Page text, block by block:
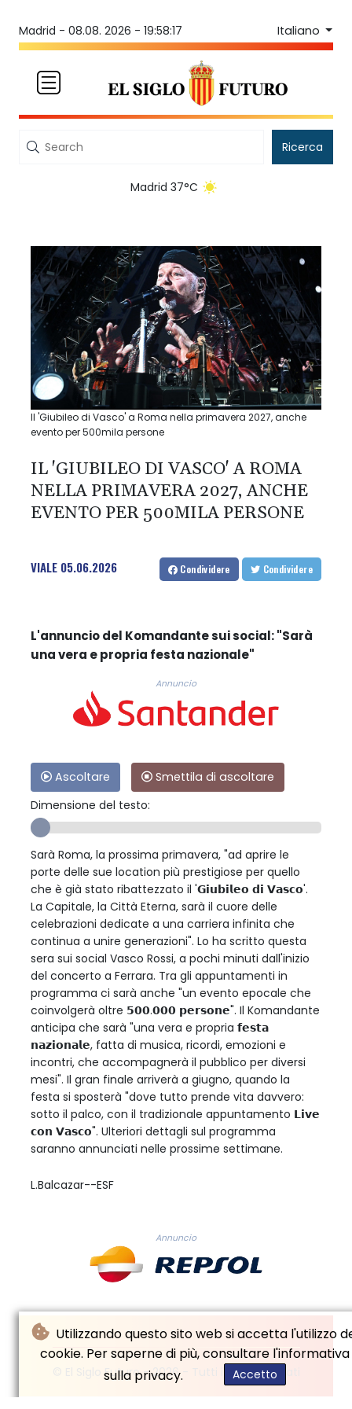
Utilizzando questo sito web si accetta l'utilizzo
cookie. Per saperne di più, consultare l'informativa
sulla privacy.
Accetto
Madrid - 08.08. 2026 - 19:58:17 Italiano
Ricerca
Madrid 37°C
Il 'Giubileo di Vasco' a Roma nella primavera 2027, anche
evento per 500mila persone
IL 'GIUBILEO DI VASCO' A ROMA
NELLA PRIMAVERA 2027, ANCHE
EVENTO PER 500MILA PERSONE
VIALE 05.06.2026 Condividere Condividere
L'annuncio del Komandante sui social: "Sarà
una vera e propria festa nazionale"
Annuncio
Ascoltare
Smettila di ascoltare
Dimensione del testo:
Sarà Roma, la prossima primavera, "ad aprire le
porte delle sue location più prestigiose per quello
che è già stato ribattezzato il '𝗚𝗶𝘂𝗯𝗶𝗹𝗲𝗼 𝗱𝗶 𝗩𝗮𝘀𝗰𝗼'.
La Capitale, la Città Eterna, sarà il cuore delle
celebrazioni dedicate a una carriera infinita che
continua a unire generazioni". Lo ha scritto questa
sera sui social Vasco Rossi, a pochi minuti dall'inizio
del concerto a Ferrara. Tra gli appuntamenti in
programma ci sarà anche "un evento epocale che
coinvolgerà oltre 𝟱𝟬𝟬.𝟬𝟬𝟬 𝗽𝗲𝗿𝘀𝗼𝗻𝗲". Il Komandante
anticipa che sarà "una vera e propria 𝗳𝗲𝘀𝘁𝗮
𝗻𝗮𝘇𝗶𝗼𝗻𝗮𝗹𝗲, fatta di musica, ricordi, emozioni e
incontri, che accompagnerà il pubblico per diversi
mesi". Il gran finale arriverà a giugno, quando la
festa si sposterà "dove tutto prende vita davvero:
sotto il palco, con il tradizionale appuntamento 𝗟𝗶𝘃𝗲
𝗰𝗼𝗻 𝗩𝗮𝘀𝗰𝗼". Ulteriori dettagli sul programma
saranno annunciati nelle prossime settimane.
L.Balcazar--ESF
Annuncio
© El Siglo Futuro - 2026 - Tutti i diritti riservati